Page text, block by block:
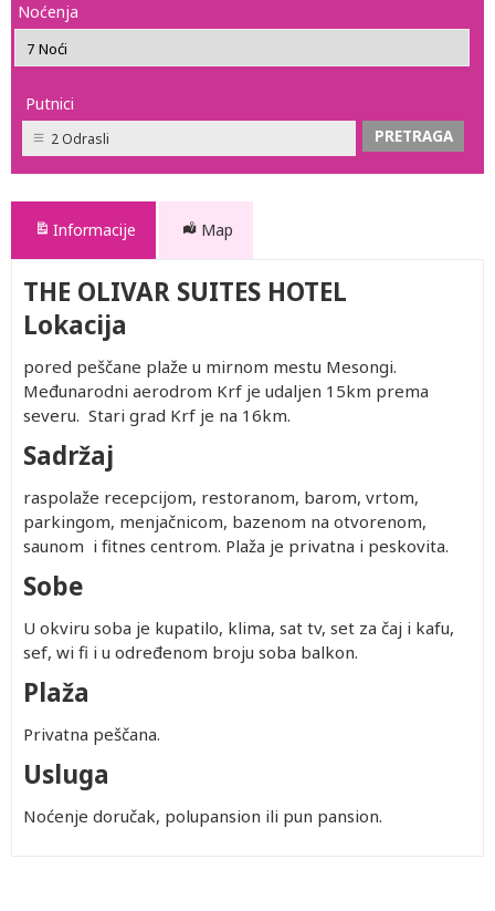
Noćenja
Putnici
2 Odrasli
Informacije Map
THE OLIVAR SUITES HOTEL
Lokacija
pored peščane plaže u mirnom mestu Mesongi.
Međunarodni aerodrom Krf je udaljen 15km prema
severu. Stari grad Krf je na 16km.
Sadržaj
raspolaže recepcijom, restoranom, barom, vrtom,
parkingom, menjačnicom, bazenom na otvorenom,
saunom i fitnes centrom. Plaža je privatna i peskovita.
Sobe
U okviru soba je kupatilo, klima, sat tv, set za čaj i kafu,
sef, wi fi i u određenom broju soba balkon.
Plaža
Privatna peščana.
Usluga
Noćenje doručak, polupansion ili pun pansion.